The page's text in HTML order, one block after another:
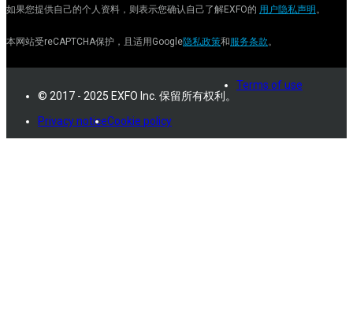
如果您提供自己的个人资料，则表示您确认自己了解EXFO的 用户隐私声明 。
本网站受reCAPTCHA保护，且适用Google隐私政策和服务条款。
© 2017 - 2025 EXFO Inc. 保留所有权利。
Terms of use
Privacy noticeCookie policy